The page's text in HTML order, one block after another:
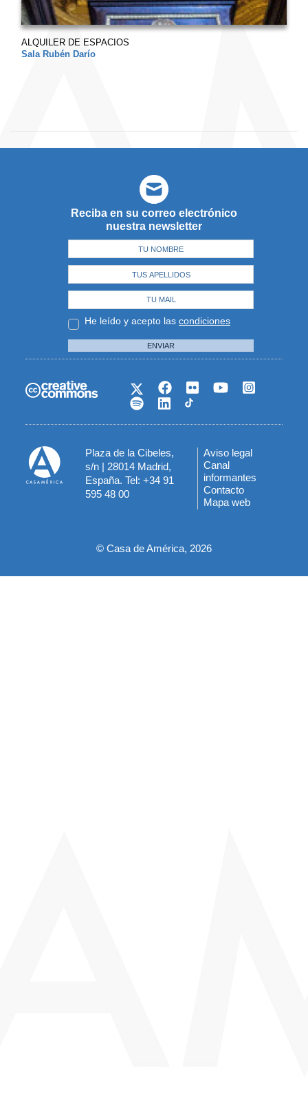
ALQUILER DE ESPACIOS
Sala Rubén Darío
Reciba en su correo electrónico
nuestra newsletter
He leído y acepto las condiciones
ENVIAR
Plaza de la Cibeles,
s/n | 28014 Madrid,
España. Tel: +34 91
595 48 00
Menú
del
pie
Aviso legal
Canal
informantes
Contacto
Mapa web
© Casa de América, 2026